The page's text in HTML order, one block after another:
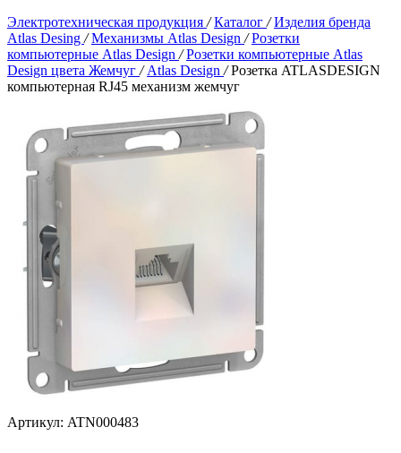
Электротехническая продукция / Каталог / Изделия бренда
Atlas Desing / Механизмы Atlas Design / Розетки
компьютерные Atlas Design / Розетки компьютерные Atlas
Design цвета Жемчуг / Atlas Design / Розетка ATLASDESIGN
компьютерная RJ45 механизм жемчуг
Артикул: ATN000483